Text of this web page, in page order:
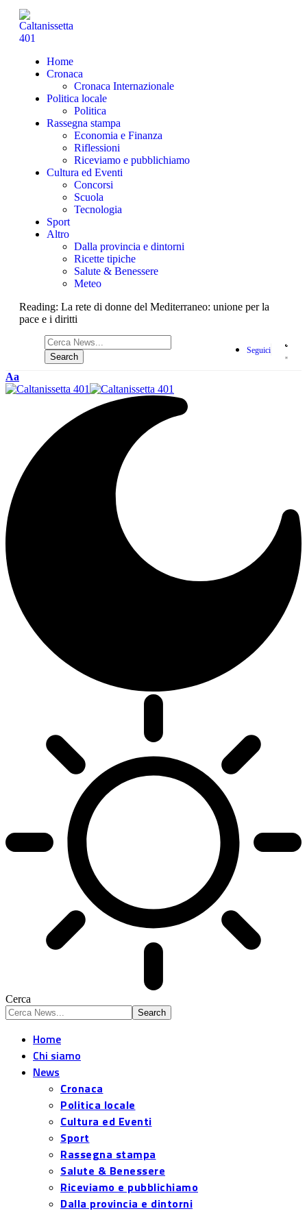
Home
Cronaca
Cronaca Internazionale
Politica locale
Politica
Rassegna stampa
Economia e Finanza
Riflessioni
Riceviamo e pubblichiamo
Cultura ed Eventi
Concorsi
Scuola
Tecnologia
Sport
Altro
Dalla provincia e dintorni
Ricette tipiche
Salute & Benessere
Meteo
Reading: La rete di donne del Mediterraneo: unione per la
pace e i diritti
Seguici
Aa
Cerca
Home
Chi siamo
News
Cronaca
Politica locale
Cultura ed Eventi
Sport
Rassegna stampa
Salute & Benessere
Riceviamo e pubblichiamo
Dalla provincia e dintorni